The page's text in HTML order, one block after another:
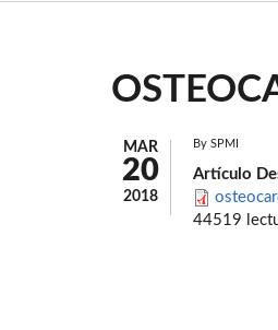
MAR
20
2018
By SPMI
Artículo
44519